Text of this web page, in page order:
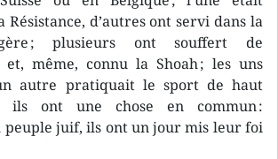
Résistance, d’autres ont servi dans la
; plusieurs ont souffert de
et, même, connu la Shoah ; les uns
autre pratiquait le sport de haut
ils ont une chose en commun :
peuple juif, ils ont un jour mis leur foi